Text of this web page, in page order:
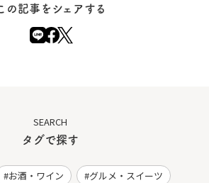
の記事をシェアする
SEARCH
タグで探す
お酒・ワイン
グルメ・スイーツ